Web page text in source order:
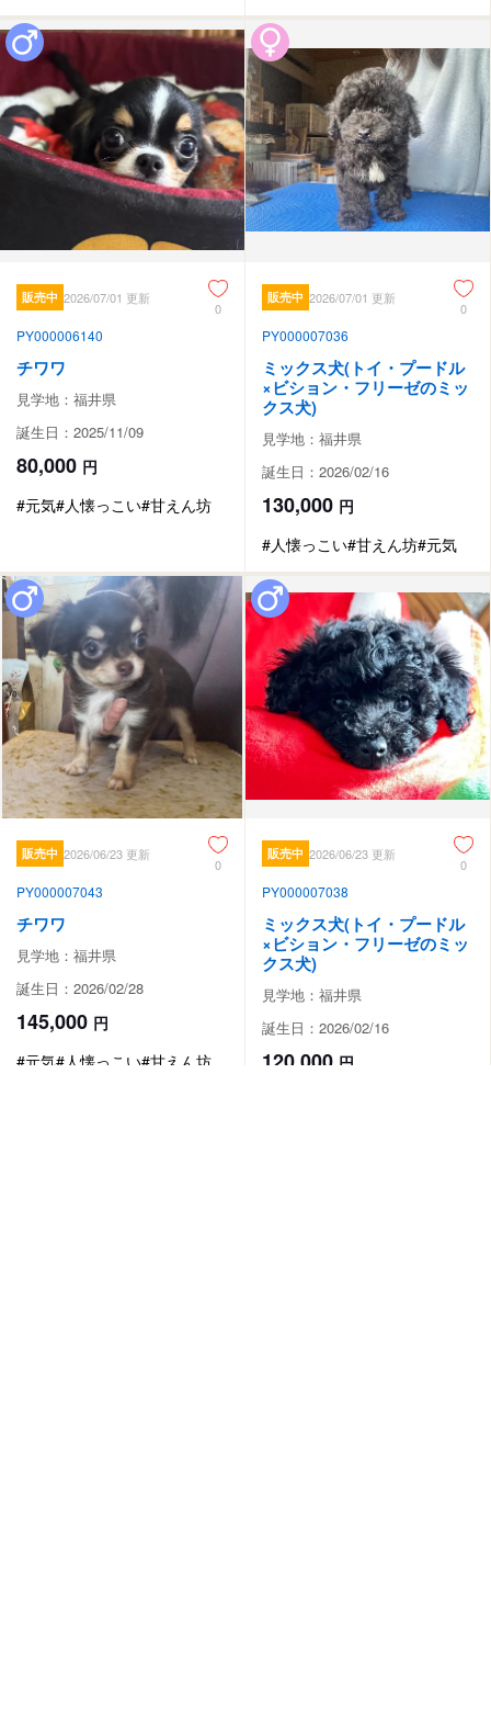
販売中 2026/07/01 更新
0
PY000006140
チワワ
見学地：福井県
誕生日：2025/11/09
80,000 円
#元気#人懐っこい#甘えん坊
販売中 2026/07/01 更新
0
PY000007036
ミックス犬(トイ・プードル
×ビション・フリーゼのミッ
クス犬)
見学地：福井県
誕生日：2026/02/16
130,000 円
#人懐っこい#甘えん坊#元気
販売中 2026/06/23 更新
0
PY000007043
チワワ
見学地：福井県
誕生日：2026/02/28
145,000 円
#元気#人懐っこい#甘えん坊
販売中 2026/06/23 更新
0
PY000007038
ミックス犬(トイ・プードル
×ビション・フリーゼのミッ
クス犬)
見学地：福井県
誕生日：2026/02/16
120,000 円